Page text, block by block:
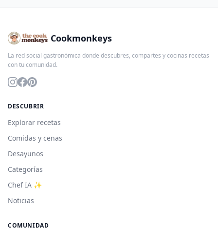
Cookmonkeys
La red social gastronómica donde descubres, compartes y cocinas recetas
con tu comunidad.
DESCUBRIR
Explorar recetas
Comidas y cenas
Desayunos
Categorías
Chef IA ✨
Noticias
COMUNIDAD